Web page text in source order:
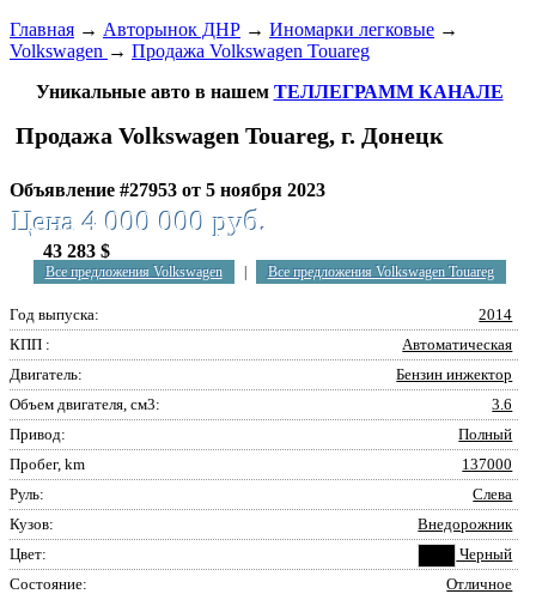
Главная → Авторынок ДНР → Иномарки легковые →
Volkswagen → Продажа Volkswagen Touareg
Уникальные авто в нашем ТЕЛЛЕГРАММ КАНАЛЕ
Продажа Volkswagen Touareg, г. Донецк
Объявление #27953 от 5 ноября 2023
Цена 4 000 000 руб.
43 283 $
Все предложения Volkswagen Все предложения Volkswagen Touareg
Год выпуска:
2014
КПП :
Автоматическая
Двигатель:
Бензин инжектор
Объем двигателя, см3:
3.6
Привод:
Полный
Пробег, km
137000
Руль:
Слева
Кузов:
Внедорожник
Цвет:
Черный
Состояние:
Отличное